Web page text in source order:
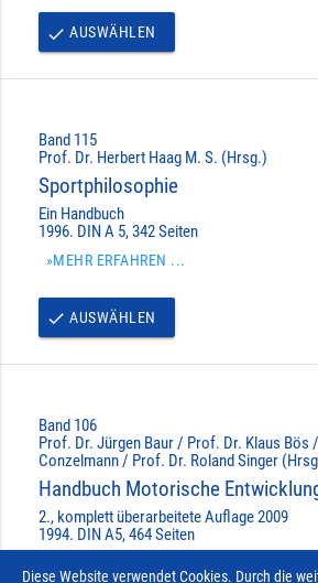
done AUSWÄHLEN
Band 115
Prof. Dr. Herbert Haag M. S. (Hrsg.)
Sportphilosophie
Ein Handbuch
1996. DIN A 5, 342 Seiten
»MEHR ERFAHREN ...
done AUSWÄHLEN
Band 106
Prof. Dr. Jürgen Baur / Prof. Dr. Klaus Bös
Conzelmann / Prof. Dr. Roland Singer
Handbuch Motorische
2., komplett überarbeitete Auflage 2009
1994. DIN A5, 464 Seiten
Diese Website verwendet Cookies. Durch die